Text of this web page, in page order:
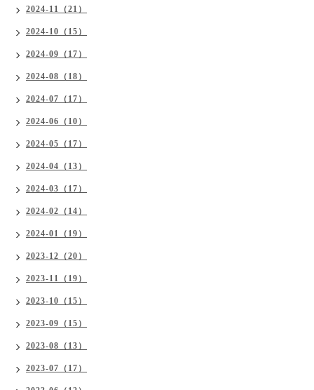
2024-11（21）
2024-10（15）
2024-09（17）
2024-08（18）
2024-07（17）
2024-06（10）
2024-05（17）
2024-04（13）
2024-03（17）
2024-02（14）
2024-01（19）
2023-12（20）
2023-11（19）
2023-10（15）
2023-09（15）
2023-08（13）
2023-07（17）